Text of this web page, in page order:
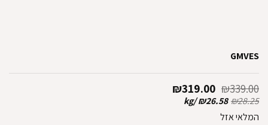
GMVES
₪339.00 המחיר
המקורי
₪319.00 המחיר
₪28.25
₪26.58
/
kg
המלאי אזל